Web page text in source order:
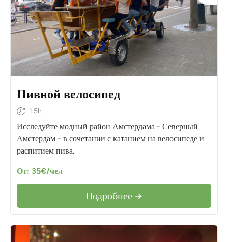
Пивной велосипед
1.5h
Исследуйте модный район Амстердама - Северный
Амстердам - в сочетании с катанием на велосипеде и
распитием пива.
От: 35€/чел
Подробнее →